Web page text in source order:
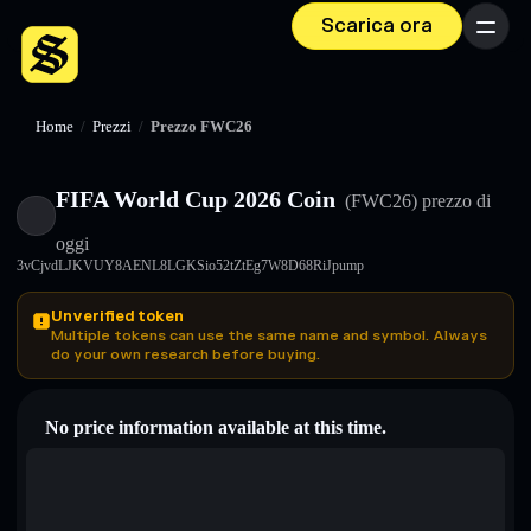
Scarica ora Menu
Home / Prezzi / Prezzo FWC26
FIFA World Cup 2026 Coin (FWC26) prezzo di
oggi
3vCjvdLJKVUY8AENL8LGKSio52tZtEg7W8D68RiJpump
Unverified token
Multiple tokens can use the same name and symbol. Always
do your own research before buying.
No price information available at this time.